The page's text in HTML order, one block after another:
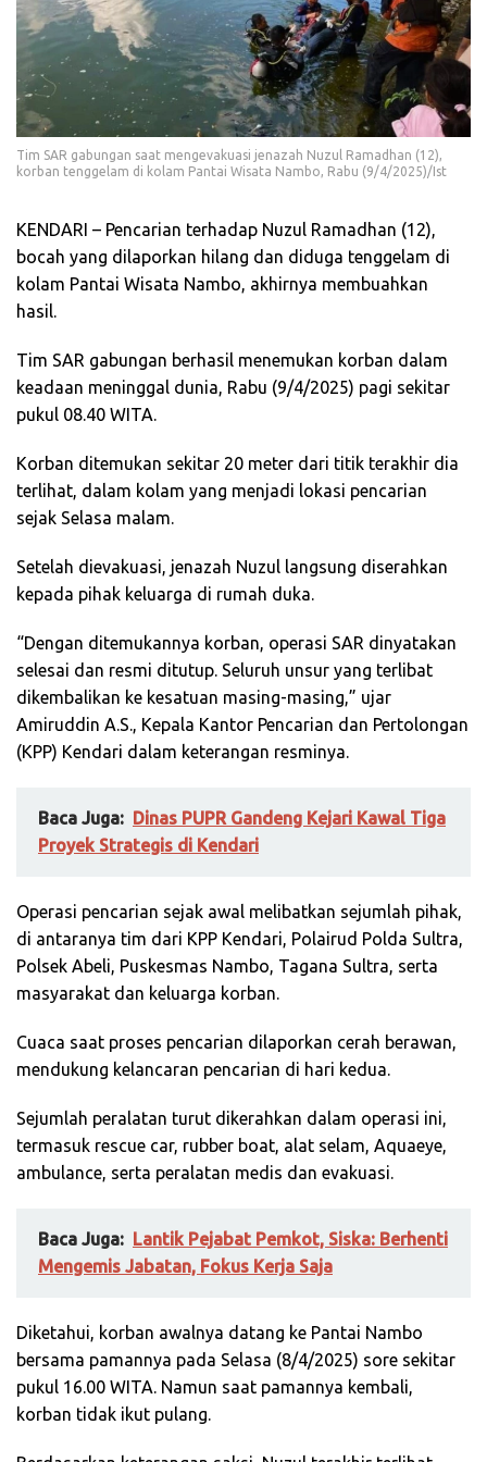
Tim SAR gabungan saat mengevakuasi jenazah Nuzul Ramadhan (12),
korban tenggelam di kolam Pantai Wisata Nambo, Rabu (9/4/2025)/Ist
KENDARI – Pencarian terhadap Nuzul Ramadhan (12),
bocah yang dilaporkan hilang dan diduga tenggelam di
kolam Pantai Wisata Nambo, akhirnya membuahkan
hasil.
Tim SAR gabungan berhasil menemukan korban dalam
keadaan meninggal dunia, Rabu (9/4/2025) pagi sekitar
pukul 08.40 WITA.
Korban ditemukan sekitar 20 meter dari titik terakhir dia
terlihat, dalam kolam yang menjadi lokasi pencarian
sejak Selasa malam.
Setelah dievakuasi, jenazah Nuzul langsung diserahkan
kepada pihak keluarga di rumah duka.
“Dengan ditemukannya korban, operasi SAR dinyatakan
selesai dan resmi ditutup. Seluruh unsur yang terlibat
dikembalikan ke kesatuan masing-masing,” ujar
Amiruddin A.S., Kepala Kantor Pencarian dan Pertolongan
(KPP) Kendari dalam keterangan resminya.
Baca Juga:
Dinas PUPR Gandeng Kejari Kawal Tiga
Proyek Strategis di Kendari
Operasi pencarian sejak awal melibatkan sejumlah pihak,
di antaranya tim dari KPP Kendari, Polairud Polda Sultra,
Polsek Abeli, Puskesmas Nambo, Tagana Sultra, serta
masyarakat dan keluarga korban.
Cuaca saat proses pencarian dilaporkan cerah berawan,
mendukung kelancaran pencarian di hari kedua.
Sejumlah peralatan turut dikerahkan dalam operasi ini,
termasuk rescue car, rubber boat, alat selam, Aquaeye,
ambulance, serta peralatan medis dan evakuasi.
Baca Juga:
Lantik Pejabat Pemkot, Siska: Berhenti
Mengemis Jabatan, Fokus Kerja Saja
Diketahui, korban awalnya datang ke Pantai Nambo
bersama pamannya pada Selasa (8/4/2025) sore sekitar
pukul 16.00 WITA. Namun saat pamannya kembali,
korban tidak ikut pulang.